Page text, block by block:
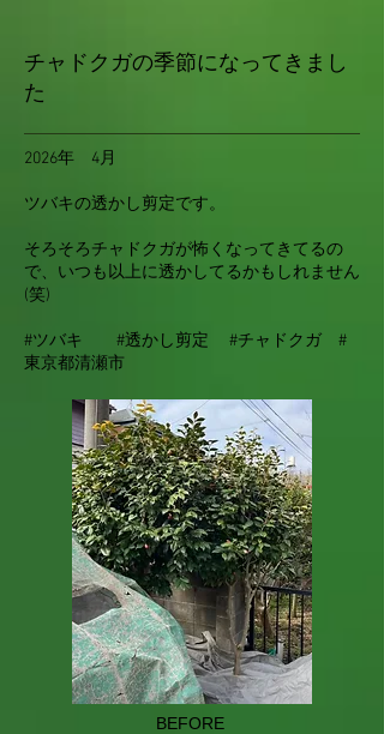
チャドクガの季節になってきまし
た
2026年 4月
ツバキの透かし剪定です。
そろそろチャドクガが怖くなってきてるの
で、いつも以上に透かしてるかもしれません
(笑)
#ツバキ #透かし剪定 #チャドクガ #
東京都清瀬市
BEFORE